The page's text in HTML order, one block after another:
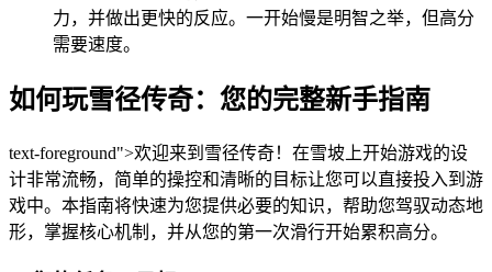
力，并做出更快的反应。一开始慢是明智之举，但高分
需要速度。
如何玩雪径传奇：您的完整新手指南
text-foreground">欢迎来到雪径传奇！在雪坡上开始游戏的设
计非常流畅，简单的操控和清晰的目标让您可以直接投入到游
戏中。本指南将快速为您提供必要的知识，帮助您驾驭动态地
形，掌握核心机制，并从您的第一次滑行开始累积高分。